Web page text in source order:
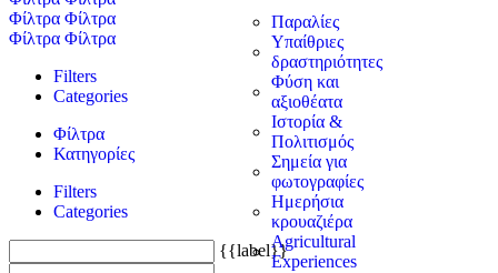
Παραλίες
Υπαίθριες
δραστηριότητες
Φύση και
αξιοθέατα
Ιστορία &
Πολιτισμός
Σημεία για
φωτογραφίες
Ημερήσια
κρουαζιέρα
Agricultural
Experiences
Φίλτρα Φίλτρα
Φίλτρα Φίλτρα
Filters
Categories
Φίλτρα
Κατηγορίες
Filters
Categories
{{label}}